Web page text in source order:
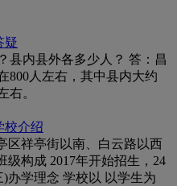
疑
县内县外各多少人？ 答：昌
800人左右，其中县内大约
右。
校介绍
区祥亭街以南、白云路以西
级构成 2017年开始招生，24
办学理念 学校以 以学生为